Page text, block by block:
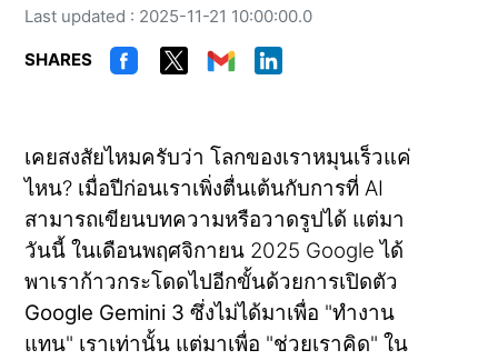
Last updated : 2025-11-21 10:00:00.0
SHARES
เคยสงสัยไหมครับว่า โลกของเราหมุนเร็วแค่
ไหน? เมื่อปีก่อนเราเพิ่งตื่นเต้นกับการที่ AI
สามารถเขียนบทความหรือวาดรูปได้ แต่มา
วันนี้ ในเดือนพฤศจิกายน 2025 Google ได้
พาเราก้าวกระโดดไปอีกขั้นด้วยการเปิดตัว
Google Gemini 3 ซึ่งไม่ได้มาเพื่อ "ทำงาน
แทน" เราเท่านั้น แต่มาเพื่อ "ช่วยเราคิด" ใน